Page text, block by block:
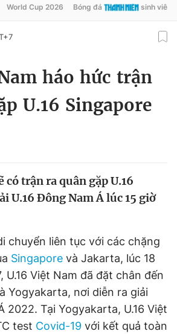
BÁO
Tin 360
Bạn cần biết
Liên hệ quảng cáo
World Cup 2026 Bóng đá sinh viên
háo hức trận
U.16 Singapore
có trận ra quân gặp U.16
U.16 Đông Nam Á lúc 15 giờ
chuyển liên tục với các chặng
Singapore và Jakarta, lúc 18
U.16 Việt Nam đã đặt chân đến
Yogyakarta, nơi diễn ra giải
2022. Tại Yogyakarta, U.16 Việt
test Covid-19 với kết quả toàn